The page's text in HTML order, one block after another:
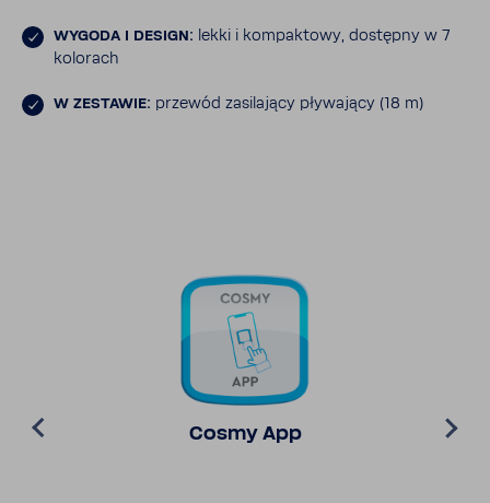
WYGODA I DESIGN: lekki i kompak­towy, dostępny w 7
kolo­rach
W ZESTAWIE: przewód zasi­la­jący pływa­jący (18 m)
Cosmy App